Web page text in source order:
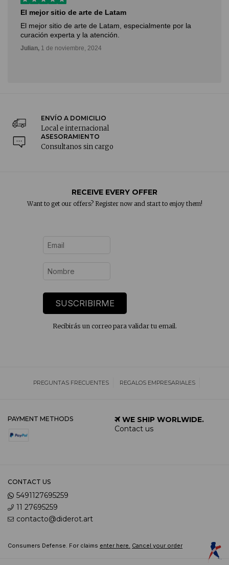
El mejor sitio de arte de Latam
El mejor sitio de arte de Latam, especialmente por la
curación experta y la atención.
Julian, 1 de noviembre, 2024
ENVÍO A DOMICILIO
Local e internacional
ASESORAMIENTO
Consultanos sin cargo
RECEIVE EVERY OFFER
Want to get our offers? Register now and start to enjoy them!
SUSCRIBIRME
Recibirás un correo para validar tu email.
PREGUNTAS FRECUENTES REGALOS EMPRESARIALES
PAYMENT METHODS
WE SHIP WORLWIDE.
Contact us
CONTACT US
5491127695259
11 27695259
contacto@diderot.art
Consumers Defense. For claims enter here. Cancel your order